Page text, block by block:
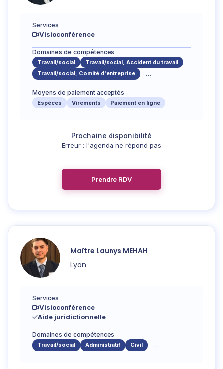
Services
Visioconférence
Domaines de compétences
Travail/social
Travail/social, Accident du travail
Travail/social, Comité d'entreprise
...
Moyens de paiement acceptés
Espèces Virements Paiement en ligne
Erreur : l'agenda ne répond pas
Prendre RDV
Maître Launys MEHAH
Lyon
Services
Visioconférence
Aide juridictionnelle
Domaines de compétences
Travail/social Administratif Civil ...